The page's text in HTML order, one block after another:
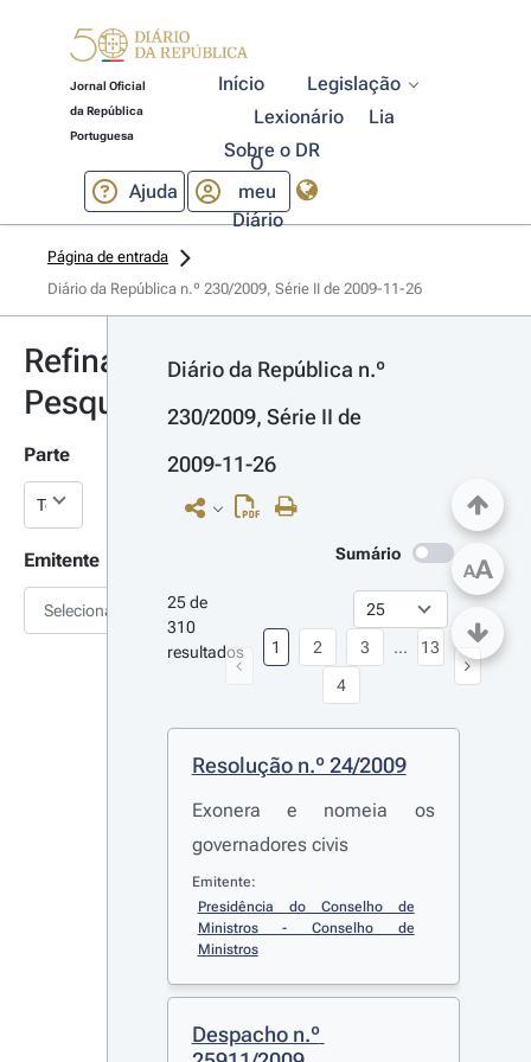
Jornal Oficial
da República
Portuguesa
Início
Legislação
Lexionário
Lia
Sobre o DR
Ajuda
O
meu
Diário
Página de entrada
Diário da República n.º 230/2009, Série II de 2009-11-26
Refinar
Pesquisa
Parte
Emitente
Selecionar
Diário da República n.º
230/2009, Série II de
2009-11-26
Sumário
25 de
310
resultados
1 2
3
4
... 13
Resolução n.º 24/2009
Exonera e nomeia os
governadores civis
Emitente:
Presidência do Conselho de
Ministros - Conselho de
Ministros
Despacho n.º
AA